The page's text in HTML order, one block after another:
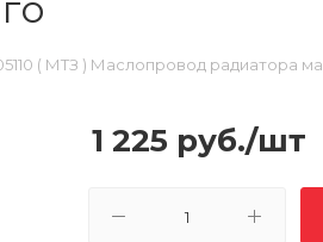
( МТЗ ) Маслопровод радиатора
1 225 руб./шт